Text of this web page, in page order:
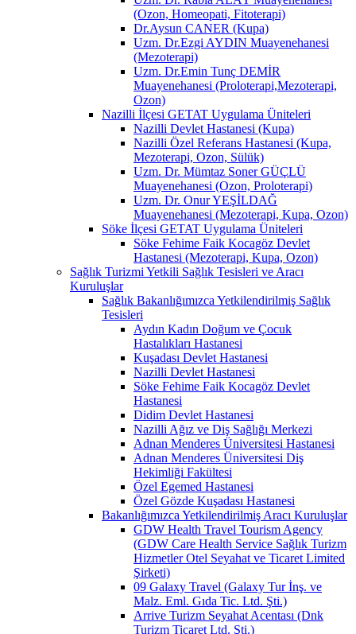
(Ozon, Homeopati, Fitoterapi)
Dr.Aysun CANER (Kupa)
Uzm. Dr.Ezgi AYDIN Muayenehanesi
(Mezoterapi)
Uzm. Dr.Emin Tunç DEMİR
Muayenehanesi (Proloterapi,Mezoterapi,
Ozon)
Nazilli İlçesi GETAT Uygulama Üniteleri
Nazilli Devlet Hastanesi (Kupa)
Nazilli Özel Referans Hastanesi (Kupa,
Mezoterapi, Ozon, Sülük)
Uzm. Dr. Mümtaz Soner GÜÇLÜ
Muayenehanesi (Ozon, Proloterapi)
Uzm. Dr. Onur YEŞİLDAĞ
Muayenehanesi (Mezoterapi, Kupa, Ozon)
Söke İlçesi GETAT Uygulama Üniteleri
Söke Fehime Faik Kocagöz Devlet
Hastanesi (Mezoterapi, Kupa, Ozon)
Sağlık Turizmi Yetkili Sağlık Tesisleri ve Aracı
Kuruluşlar
Sağlık Bakanlığımızca Yetkilendirilmiş Sağlık
Tesisleri
Aydın Kadın Doğum ve Çocuk
Hastalıkları Hastanesi
Kuşadası Devlet Hastanesi
Nazilli Devlet Hastanesi
Söke Fehime Faik Kocagöz Devlet
Hastanesi
Didim Devlet Hastanesi
Nazilli Ağız ve Diş Sağlığı Merkezi
Adnan Menderes Üniversitesi Hastanesi
Adnan Menderes Üniversitesi Diş
Hekimliği Fakültesi
Özel Egemed Hastanesi
Özel Gözde Kuşadası Hastanesi
Bakanlığımızca Yetkilendirilmiş Aracı Kuruluşlar
GDW Health Travel Tourism Agency
(GDW Care Health Service Sağlık Turizm
Hizmetler Otel Seyahat ve Ticaret Limited
Şirketi)
09 Galaxy Travel (Galaxy Tur İnş. ve
Malz. Eml. Gıda Tic. Ltd. Şti.)
Arrive Turizm Seyahat Acentası (Dnk
Turizm Ticaret Ltd. Şti.)